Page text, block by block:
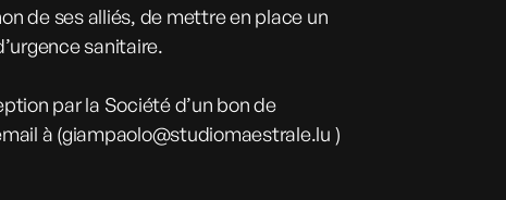
de ses alliés, de mettre en place un
sanitaire.
par la Société d’un bon de
à (giampaolo@studiomaestrale.lu )